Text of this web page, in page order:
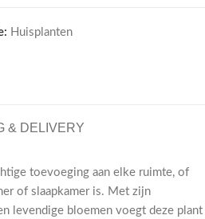
Huisplanten
& DELIVERY
toevoeging aan elke ruimte, of
of slaapkamer is. Met zijn
levendige bloemen voegt deze plant